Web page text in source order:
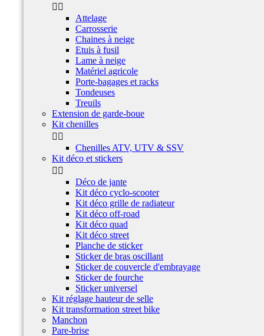
 
Attelage
Carrosserie
Chaines à neige
Etuis à fusil
Lame à neige
Matériel agricole
Porte-bagages et racks
Tondeuses
Treuils
Extension de garde-boue
Kit chenilles
 
Chenilles ATV, UTV & SSV
Kit déco et stickers
 
Déco de jante
Kit déco cyclo-scooter
Kit déco grille de radiateur
Kit déco off-road
Kit déco quad
Kit déco street
Planche de sticker
Sticker de bras oscillant
Sticker de couvercle d'embrayage
Sticker de fourche
Sticker universel
Kit réglage hauteur de selle
Kit transformation street bike
Manchon
Pare-brise